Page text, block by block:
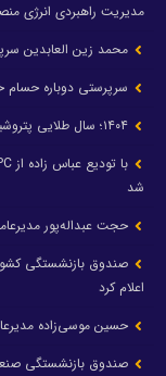
مدیریت راهبردی انرژی
محمد زین العابدین
سرپرستی دوباره حسام
شد
حجت عبداله‌پور
صندوق بازنشستگی
اعلام کرد
حسین موسی‌زاده
صندوق بازنشستگی